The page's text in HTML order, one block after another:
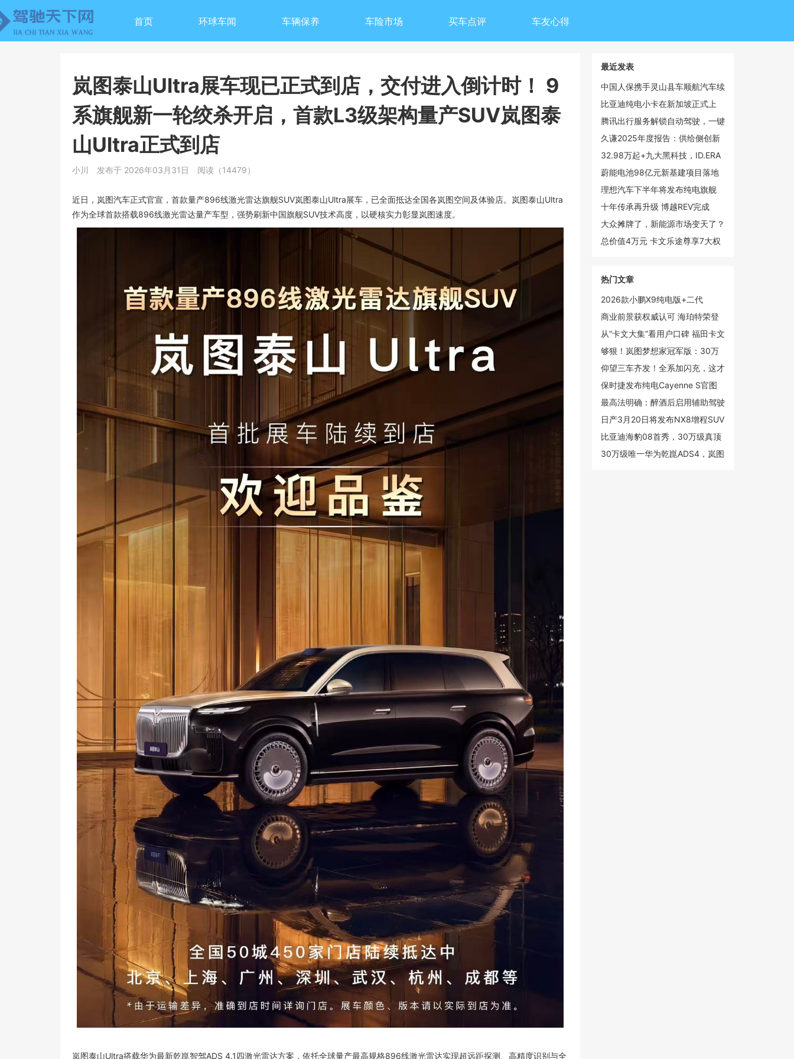
首页 环球车闻 车辆保养 车险市场 买车点评 车友心得
岚图泰山Ultra展车现已正式到店，交付进入倒计时！ 9
系旗舰新一轮绞杀开启，首款L3级架构量产SUV岚图泰
山Ultra正式到店
小川 发布于 2026年03月31日 阅读（14479）
近日，岚图汽车正式官宣，首款量产896线激光雷达旗舰SUV岚图泰山Ultra展车，已全面抵达全国各岚图空间及体验店。岚图泰山Ultra
作为全球首款搭载896线激光雷达量产车型，强势刷新中国旗舰SUV技术高度，以硬核实力彰显岚图速度。
岚图泰山Ultra搭载华为最新乾崑智驾ADS 4.1四激光雷达方案，依托全球量产最高规格896线激光雷达实现超远距探测、高精度识别与全
最近发表
中国人保携手灵山县车顺航汽车续
保团购会
比亚迪纯电小卡在新加坡正式上
市，乘商市场双线领跑
腾讯出行服务解锁自动驾驶，一键
呼叫文远知行Robotaxi
久谦2025年度报告：供给侧创新
驱动手持智能影像市场倍增，大疆
以55%份额领跑全球
32.98万起+九大黑科技，ID.ERA
9X开始改合资的剧本了
蔚能电池98亿元新基建项目落地
武汉光谷，蔚来加码湖北新能源布
局
理想汽车下半年将发布纯电旗舰
SUV i9 覆盖20-50万元价格带
十年传承再升级 博越REV完成
100℃温差挑战彰显硬核增程实力
大众摊牌了，新能源市场变天了？
总价值4万元 卡文乐途尊享7大权
热门文章
2026款小鹏X9纯电版+二代
VLA，小鹏真正的“大杀器”
商业前景获权威认可 海珀特荣登
2025创新未来独角兽榜单
从“卡文大集”看用户口碑 福田卡文
汽车新春跑出真实力
够狠！岚图梦想家冠军版：30万
级的价格，百万级的智能和安全
仰望三车齐发！全系加闪充，这才
是高端电动
保时捷发布纯电Cayenne S官图
起售价约88.4万元
最高法明确：醉酒后启用辅助驾驶
仍构成危险驾驶罪
日产3月20日将发布NX8增程SUV
定位20万级中大型市场
比亚迪海豹08首秀，30万级真顶
流？
30万级唯一华为乾崑ADS4，岚图